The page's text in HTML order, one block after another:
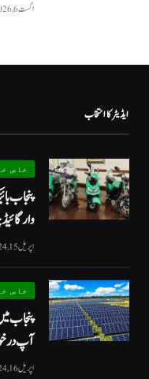
اگست 6, 2026
ایڈیٹر کا انتخاب
خاص
پنجاب
وار
اپریل 15, 2024
خاص
آپ
اپریل 16, 2024